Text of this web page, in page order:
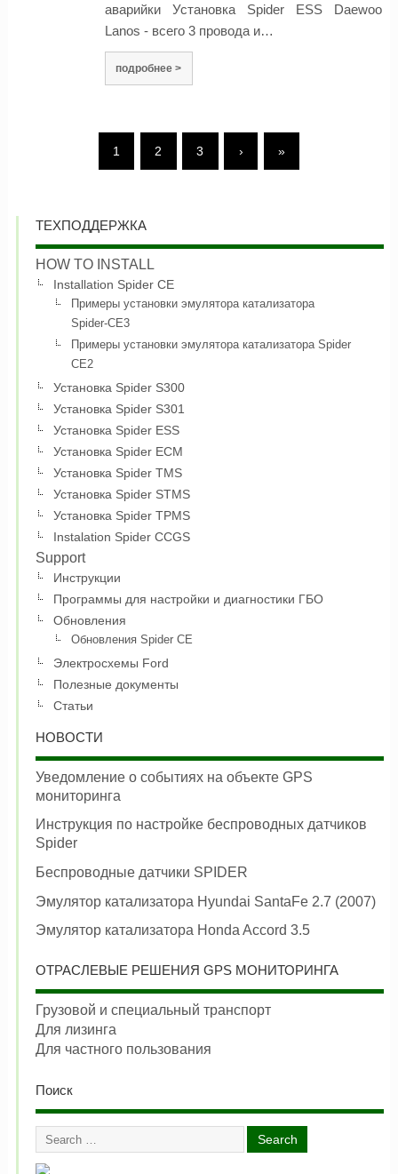
аварийки Установка Spider ESS Daewoo
Lanos - всего 3 провода и…
подробнее >
1 2 3 › »
ТЕХПОДДЕРЖКА
HOW TO INSTALL
Installation Spider CE
Примеры установки эмулятора катализатора
Spider-CE3
Примеры установки эмулятора катализатора Spider
CE2
Установка Spider S300
Установка Spider S301
Установка Spider ESS
Установка Spider ECM
Установка Spider TMS
Установка Spider STMS
Установка Spider TPMS
Instalation Spider CCGS
Support
Инструкции
Программы для настройки и диагностики ГБО
Обновления
Обновления Spider CE
Электросхемы Ford
Полезные документы
Статьи
НОВОСТИ
Уведомление о событиях на объекте GPS
мониторинга
Инструкция по настройке беспроводных датчиков
Spider
Беспроводные датчики SPIDER
Эмулятор катализатора Hyundai SantaFe 2.7 (2007)
Эмулятор катализатора Honda Accord 3.5
ОТРАСЛЕВЫЕ РЕШЕНИЯ GPS МОНИТОРИНГА
Грузовой и специальный транспорт
Для лизинга
Для частного пользования
Поиск